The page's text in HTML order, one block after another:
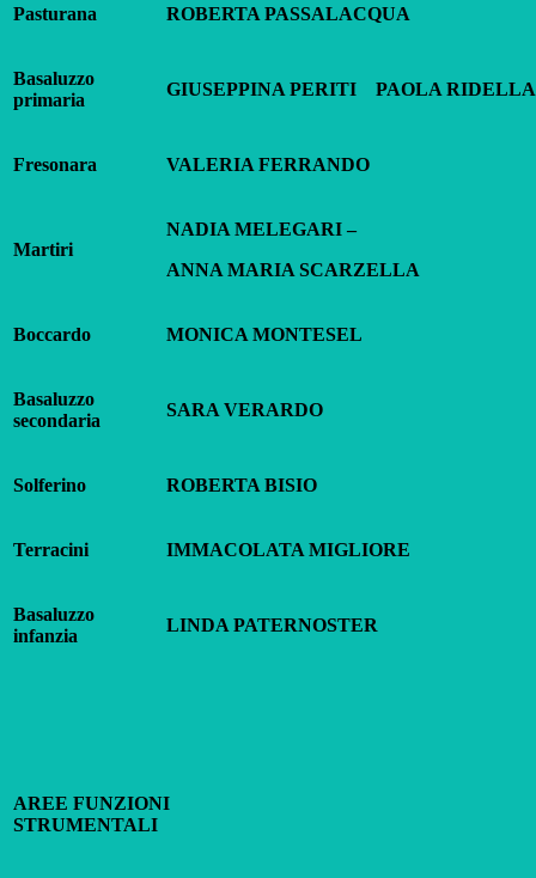
Pasturana ROBERTA PASSALACQUA
Basaluzzo
primaria
GIUSEPPINA PERITI PAOLA RIDELLA
Fresonara VALERIA FERRANDO
Martiri
NADIA MELEGARI –
ANNA MARIA SCARZELLA
Boccardo MONICA MONTESEL
Basaluzzo
secondaria
SARA VERARDO
Solferino ROBERTA BISIO
Terracini IMMACOLATA MIGLIORE
Basaluzzo
infanzia
LINDA PATERNOSTER
AREE FUNZIONI
STRUMENTALI